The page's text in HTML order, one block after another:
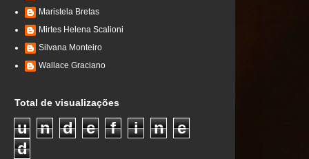
Maristela Bretas
Mirtes Helena Scalioni
Silvana Monteiro
Wallace Graciano
Total de visualizações
u n d e f i n
e
d